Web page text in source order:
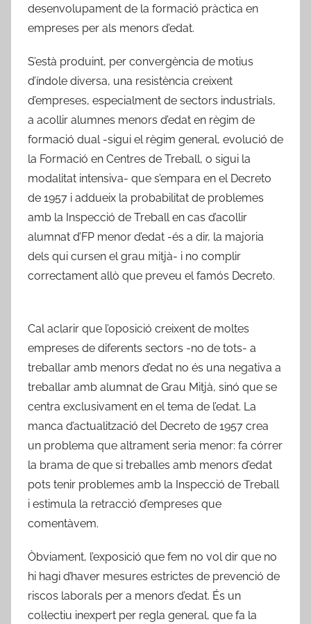
desenvolupament de la formació pràctica en
empreses per als menors d’edat.
S’està produint, per convergència de motius
d’índole diversa, una resistència creixent
d’empreses, especialment de sectors industrials,
a acollir alumnes menors d’edat en règim de
formació dual -sigui el règim general, evolució de
la Formació en Centres de Treball, o sigui la
modalitat intensiva- que s’empara en el Decreto
de 1957 i addueix la probabilitat de problemes
amb la Inspecció de Treball en cas d’acollir
alumnat d’FP menor d’edat -és a dir, la majoria
dels qui cursen el grau mitjà- i no complir
correctament allò que preveu el famós Decreto.
Cal aclarir que l’oposició creixent de moltes
empreses de diferents sectors -no de tots- a
treballar amb menors d’edat no és una negativa a
treballar amb alumnat de Grau Mitjà, sinó que se
centra exclusivament en el tema de l’edat. La
manca d’actualització del Decreto de 1957 crea
un problema que altrament seria menor: fa córrer
la brama de que si treballes amb menors d’edat
pots tenir problemes amb la Inspecció de Treball
i estimula la retracció d’empreses que
comentàvem.
Òbviament, l’exposició que fem no vol dir que no
hi hagi d’haver mesures estrictes de prevenció de
riscos laborals per a menors d’edat. És un
col·lectiu inexpert per regla general, que fa la